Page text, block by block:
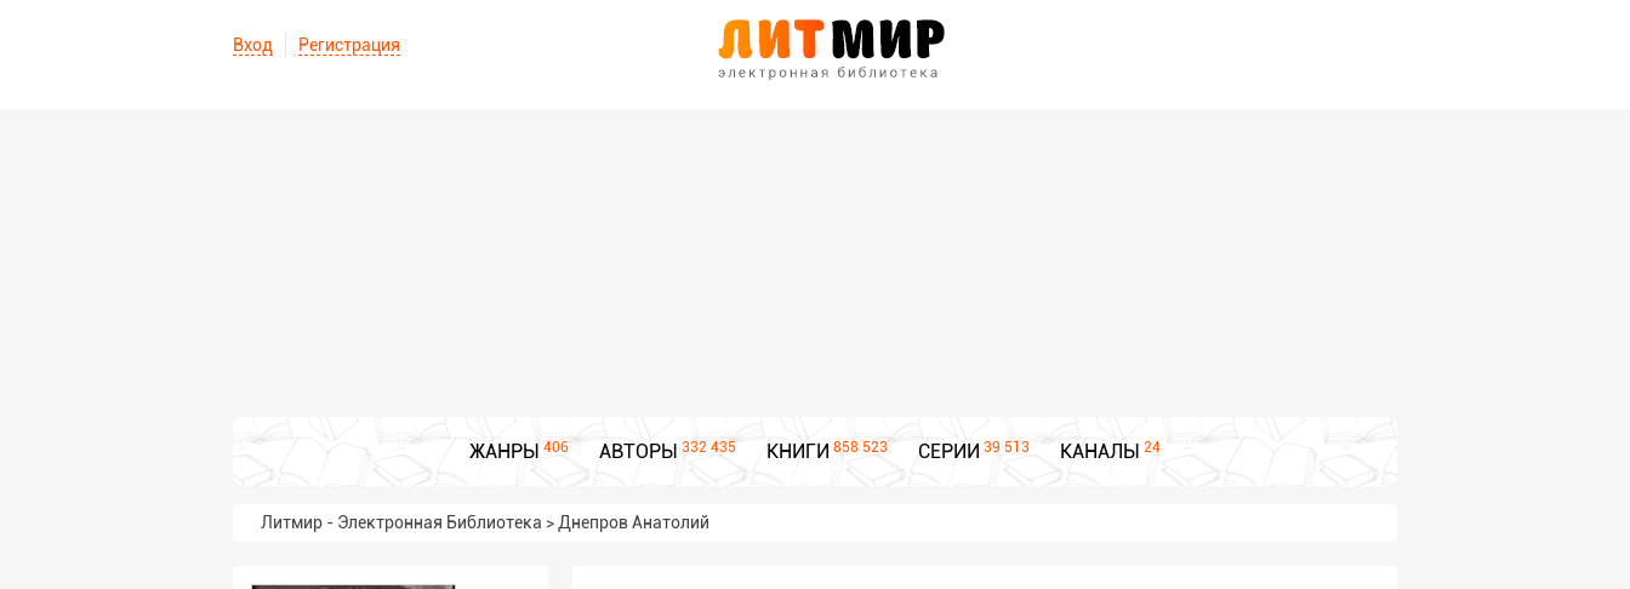
Вход Регистрация
ЖАНРЫ 406 АВТОРЫ 332 435 КНИГИ 858 523 СЕРИИ 39 513 КАНАЛЫ 24
Литмир - Электронная Библиотека > Днепров Анатолий